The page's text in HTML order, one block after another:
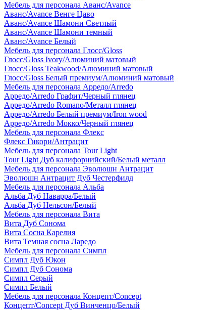
Мебель для персонала Аванс/Avance
Аванс/Avance Венге Цаво
Аванс/Avance Шамони Светлый
Аванс/Avance Шамони темный
Аванс/Avance Белый
Мебель для персонала Глосс/Gloss
Глосс/Gloss Ivory/Алюминий матовый
Глосс/Gloss Teakwood/Алюминий матовый
Глосс/Gloss Белый премиум/Алюминий матовый
Мебель для персонала Арредо/Arredo
Арредо/Arredo Графит/Черный глянец
Арредо/Arredo Romano/Металл глянец
Арредо/Arredo Белый премиум/Iron wood
Арредо/Arredo Мокко/Черный глянец
Мебель для персонала Флекс
Флекс Гикори/Антрацит
Мебель для персонала Tour Light
Tour Light Дуб калифорнийский/Белый металл
Мебель для персонала Эволюшн Антрацит
Эволюшн Антрацит Дуб Честерфилд
Мебель для персонала Альба
Альба Дуб Наварра/Белый
Альба Дуб Нельсон/Белый
Мебель для персонала Вита
Вита Дуб Сонома
Вита Сосна Карелия
Вита Темная сосна Ларедо
Мебель для персонала Симпл
Симпл Дуб Юкон
Симпл Дуб Сонома
Симпл Серый
Симпл Белый
Мебель для персонала Концепт/Concept
Концепт/Concept Дуб Винченцо/Белый